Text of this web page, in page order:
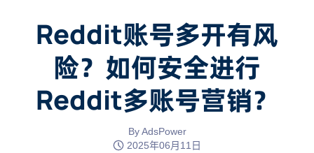
窗口同步
联盟营销
跨境电商
博客中心
Reddit账号多开有风
险？如何安全进行
Reddit多账号营销？
By AdsPower
2025年06月11日